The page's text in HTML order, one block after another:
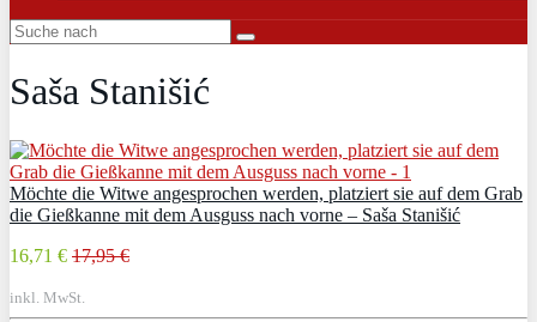
Saša Stanišić
Möchte die Witwe angesprochen werden, platziert sie auf dem Grab
die Gießkanne mit dem Ausguss nach vorne – Saša Stanišić
16,71 € 17,95 €
inkl. MwSt.